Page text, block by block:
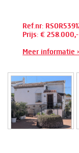
Ref.nr:
Prijs: € 258.000,-
Meer informatie